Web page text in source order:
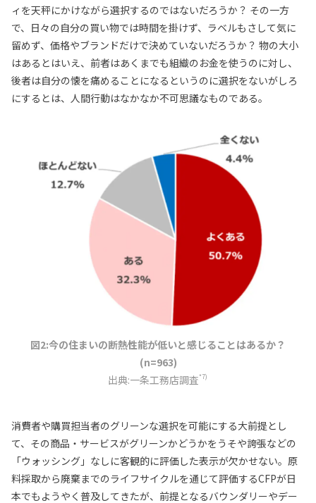
ィを天秤にかけながら選択するのではないだろうか？ その一方
で、日々の自分の買い物では時間を掛けず、ラベルもさして気に
留めず、価格やブランドだけで決めていないだろうか？ 物の大小
はあるとはいえ、前者はあくまでも組織のお金を使うのに対し、
後者は自分の懐を痛めることになるというのに選択をないがしろ
にするとは、人間行動はなかなか不可思議なものである。
図2:今の住まいの断熱性能が低いと感じることはあるか？
(n=963)
出典:一条工務店調査*7)
消費者や購買担当者のグリーンな選択を可能にする大前提とし
て、その商品・サービスがグリーンかどうかをうそや誇張などの
「ウォッシング」なしに客観的に評価した表示が欠かせない。原
料採取から廃棄までのライフサイクルを通じて評価するCFPが日
本でもようやく普及してきたが、前提となるバウンダリーやデー